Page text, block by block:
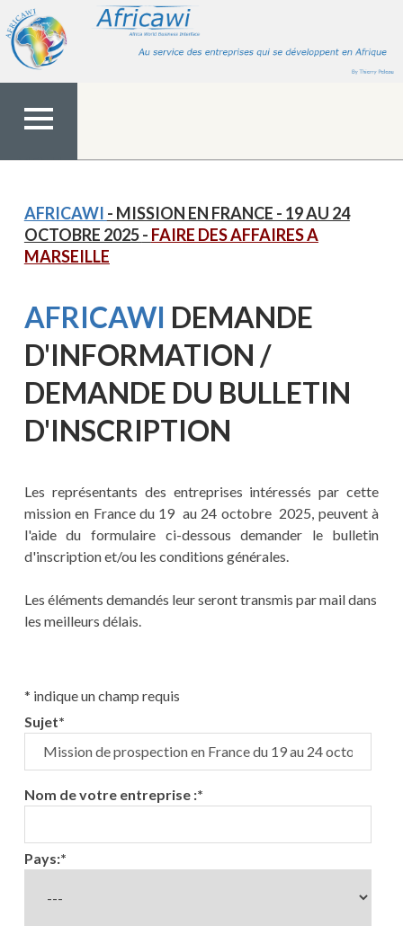
contenu
MENU
AFRICAWI - MISSION EN FRANCE - 19 AU 24
OCTOBRE 2025- FAIRE DES AFFAIRES A
MARSEILLE
AFRICAWI DEMANDE
D'INFORMATION /
DEMANDE DU BULLETIN
D'INSCRIPTION
Les représentants des entreprises intéressés par cette
mission en France du 19 au 24 octobre 2025, peuvent à
l'aide du formulaire ci-dessous demander le bulletin
d'inscription et/ou les conditions générales.
Les éléments demandés leur seront transmis par mail dans
les meilleurs délais.
* indique un champ requis
Sujet*
Nom de votre entreprise :*
Pays:*